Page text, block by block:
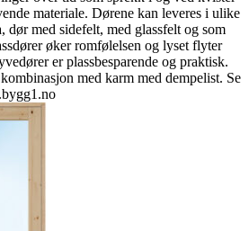
materiale. Dørene kan leveres i ulike
med sidefelt, med glassfelt og som
øker romfølelsen og lyset flyter
er plassbesparende og praktisk.
med karm med dempelist. Se